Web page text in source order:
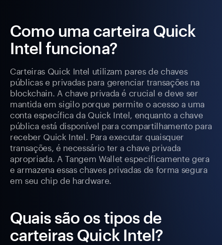
Como uma carteira Quick
Intel funciona?
Carteiras Quick Intel utilizam pares de chaves
públicas e privadas para gerenciar transações na
blockchain. A chave privada é crucial e deve ser
mantida em sigilo porque permite o acesso a uma
conta específica da Quick Intel, enquanto a chave
pública está disponível para compartilhamento para
receber Quick Intel. Para executar quaisquer
transações, é necessário ter a chave privada
apropriada. A Tangem Wallet especificamente gera
e armazena essas chaves privadas de forma segura
em seu chip de hardware.
Quais são os tipos de
carteiras Quick Intel?